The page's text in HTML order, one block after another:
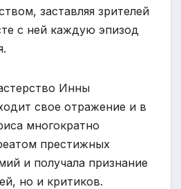
заставляя зрителей
с ней каждую эпизод
Инны
свое отражение и в
многократно
престижных
и получала признание
но и критиков.